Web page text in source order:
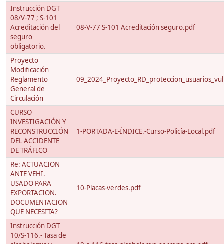
Instrucción DGT
08/V-77 ; S-101
Acreditación del
seguro
obligatorio.
08-V-77 S-101 Acreditación seguro.pdf
Proyecto
Modificación
Reglamento
General de
Circulación
CURSO
INVESTIGACIÓN Y
RECONSTRUCCIÓN
DEL ACCIDENTE
DE TRÁFICO
1-PORTADA-E-ÍNDICE.-Curso-Policía-Local.pdf
Re: ACTUACION
ANTE VEHI.
USADO PARA
EXPORTACION.
DOCUMENTACION
QUE NECESITA?
10-Placas-verdes.pdf
Instrucción DGT
10/S-116.- Tasa de